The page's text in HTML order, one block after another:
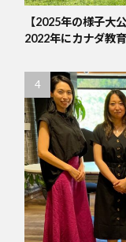
【2025年の様子大
2022年にカナダ教